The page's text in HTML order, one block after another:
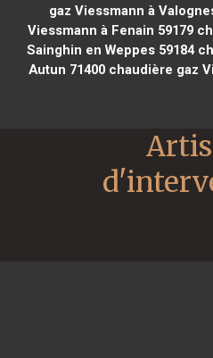
gaz Viessmann à
Viessmann à Fenain 59179
Sainghin en Weppes 59184
Autun 71400 chaudière gaz